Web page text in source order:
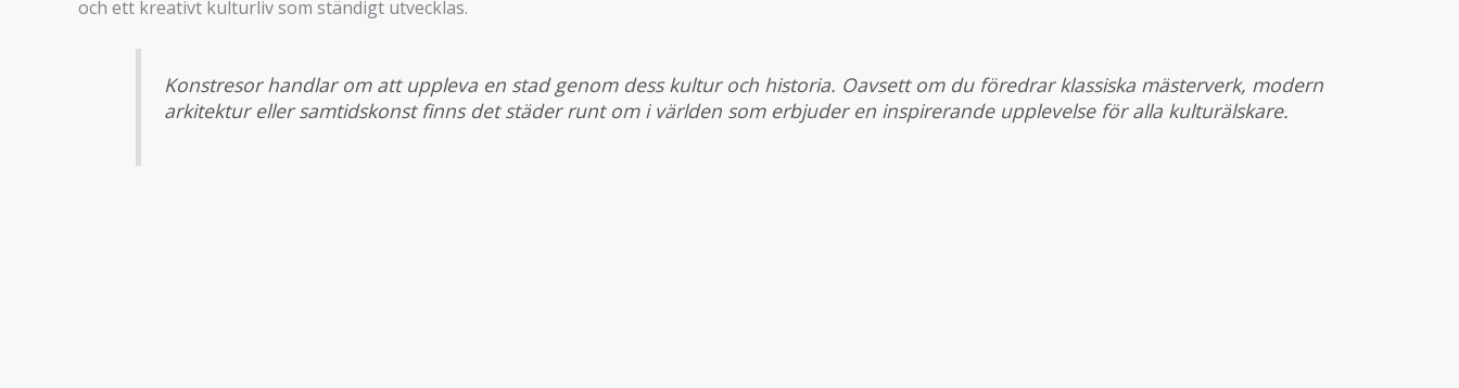
och ett kreativt kulturliv som ständigt utvecklas.
Konstresor handlar om att uppleva en stad genom dess kultur och historia. Oavsett om du föredrar klassiska mästerverk, modern
arkitektur eller samtidskonst finns det städer runt om i världen som erbjuder en inspirerande upplevelse för alla kulturälskare.